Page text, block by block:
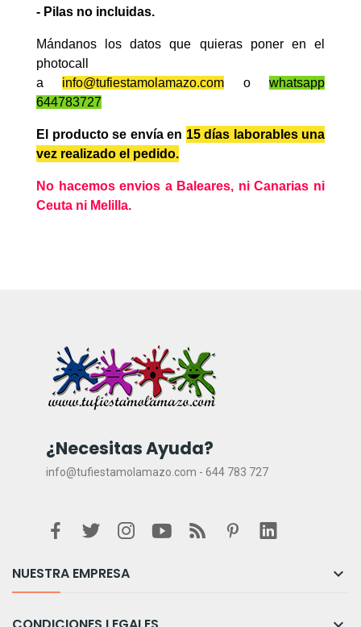
- Pilas no incluidas.
Mándanos los datos que quieras poner en el
photocall
a info@tufiestamolamazo.com o
whatsapp
644783727
El producto se envía en 15 días laborablesuna
vez realizado el pedido.
No hacemos envios a Baleares, ni Canarias ni
Ceuta ni Melilla.
¿Necesitas Ayuda?
info@tufiestamolamazo.com - 644 783 727
NUESTRA EMPRESA 